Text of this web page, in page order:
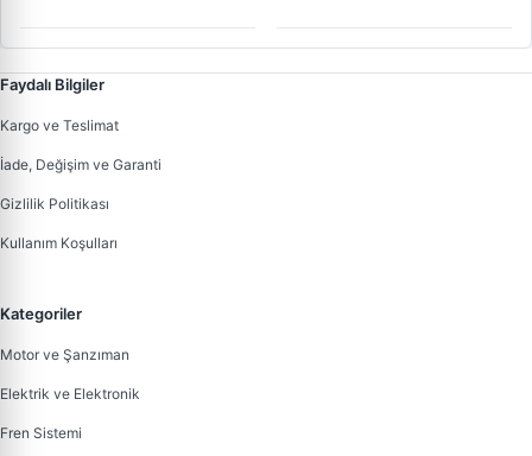
Faydalı Bilgiler
Kargo ve Teslimat
İade, Değişim ve Garanti
Gizlilik Politikası
Kullanım Koşulları
Kategoriler
Motor ve Şanzıman
Elektrik ve Elektronik
Fren Sistemi